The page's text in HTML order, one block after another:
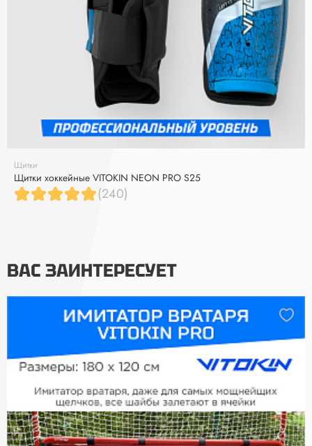
Щитки
Щитки хоккейные VITOKIN NEON PRO S25
(240)
ВАС ЗАИНТЕРЕСУЕТ